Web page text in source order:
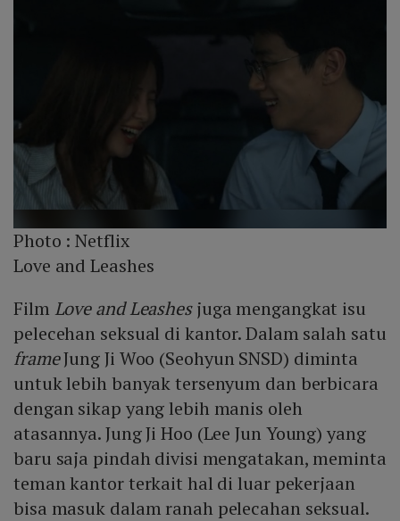
Photo :Netflix
Love and Leashes
Film Love and Leashesjuga mengangkat isu
pelecehan seksual di kantor. Dalam salah satu
frameJung Ji Woo (Seohyun SNSD) diminta
untuk lebih banyak tersenyum dan berbicara
dengan sikap yang lebih manis oleh
atasannya. Jung Ji Hoo (Lee Jun Young) yang
baru saja pindah divisi mengatakan, meminta
teman kantor terkait hal di luar pekerjaan
bisa masuk dalam ranah pelecahan seksual.